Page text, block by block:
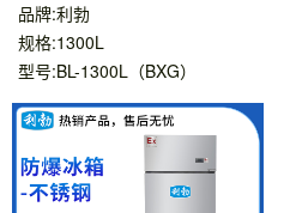
品牌:利勃
规格:1300L
型号:BL-1300L（BXG）